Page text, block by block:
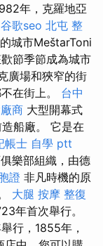
年，克羅地亞
谷歌seo 北屯 整
城市MeštarToni
節季節成為城市
廣場和狹窄的街
在街上。 台中
商 大型開幕式
船廠。 它是在
帳士 自學 ptt
樂部組織，由德
證 非凡時機的原
大腿 按摩 整復
年首次舉行。
行，1855年，